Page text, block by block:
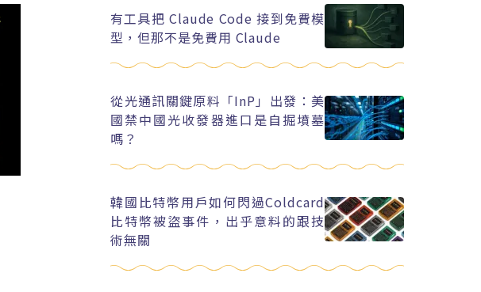
有工具把 Claude Code 接到免費模
型，但那不是免費用 Claude
從光通訊關鍵原料「InP」出發：美
國禁中國光收發器進口是自掘墳墓
嗎？
韓國比特幣用戶如何閃過Coldcard
比特幣被盜事件，出乎意料的跟技
術無關